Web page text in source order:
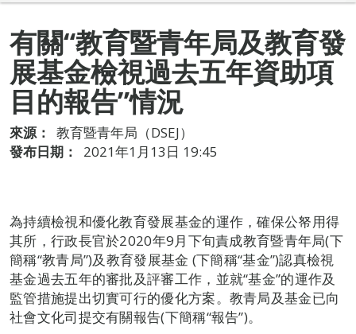
有關“教育暨青年局及教育發
展基金檢視過去五年資助項
目的報告”情況
來源：
教育暨青年局（DSEJ）
發布日期：
2021年1月13日 19:45
為持續檢視和優化教育發展基金的運作，確保公帑用得
其所，行政長官於2020年9月下旬責成教育暨青年局(下
簡稱“教青局”)及教育發展基金 (下簡稱“基金”)認真檢視
基金過去五年的審批及評審工作，並就“基金”的運作及
監管措施提出切實可行的優化方案。教青局及基金已向
社會文化司提交有關報告(下簡稱“報告”)。